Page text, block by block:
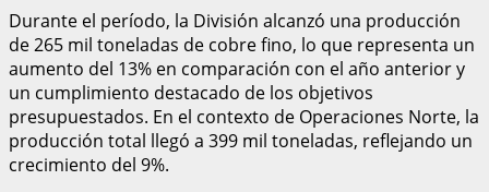
Durante el período, la División alcanzó una producción
de 265 mil toneladas de cobre fino, lo que representa un
aumento del 13% en comparación con el año anterior y
un cumplimiento destacado de los objetivos
presupuestados. En el contexto de Operaciones Norte, la
producción total llegó a 399 mil toneladas, reflejando un
crecimiento del 9%.